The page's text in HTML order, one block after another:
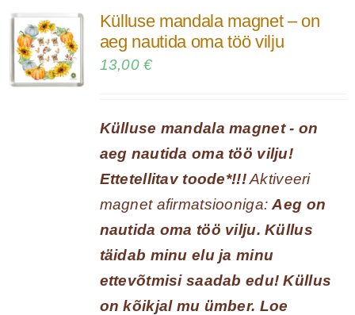
varianti.
tootelehel.
Külluse mandala magnet – on
aeg nautida oma töö vilju
13,00€
Külluse mandala magnet - on
aeg nautida oma töö vilju!
Ettetellitav toode*!!!Aktiveeri
magnet afirmatsiooniga:Aeg on
nautida oma töö vilju. Küllus
täidab minu elu ja minu
ettevõtmisi saadab edu! Küllus
on kõikjal mu ümber. Loe